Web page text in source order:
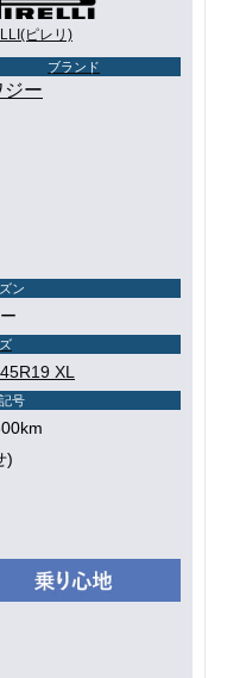
ピレリ)
ブランド
ジー
ン
XL
号
)